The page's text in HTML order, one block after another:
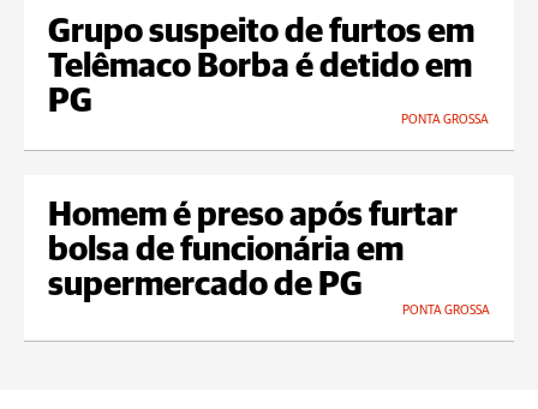
Grupo suspeito de furtos em
Telêmaco Borba é detido em
PG
PONTA GROSSA
Homem é preso após furtar
bolsa de funcionária em
supermercado de PG
PONTA GROSSA